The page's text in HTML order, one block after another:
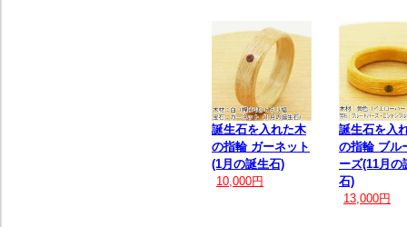
誕生石を入れた木
の指輪 ガーネット
(1月の誕生石)
10,000円
誕生石を入
の指輪 ブル
ーズ(11月の
石)
13,000円